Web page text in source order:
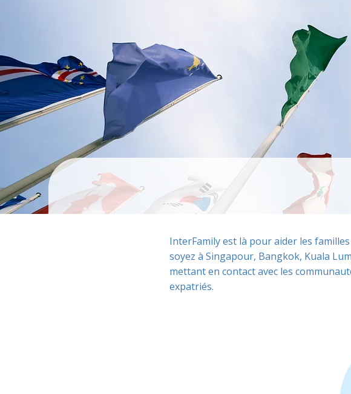
InterFamily est là pour aider les
soyez à Singapour, Bangkok, Kuala
mettant en contact avec les
expatriés.